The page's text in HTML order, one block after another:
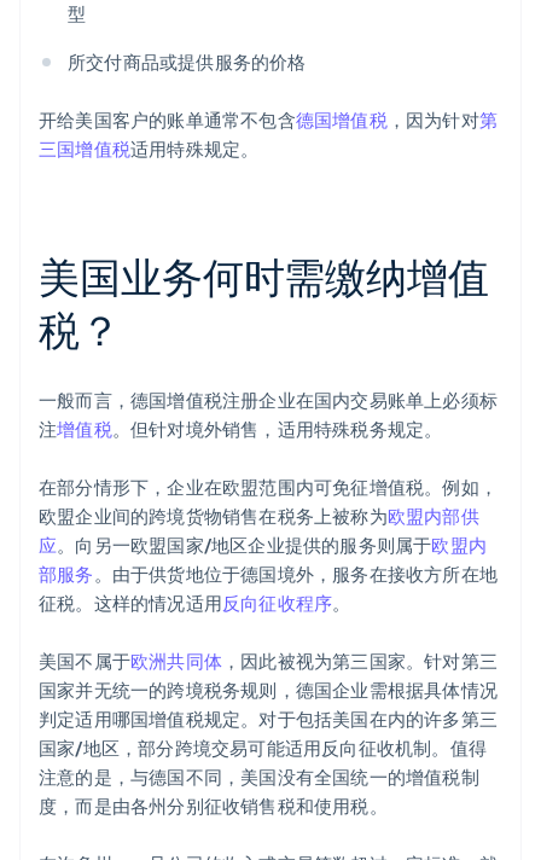
型
所交付商品或提供服务的价格
开给美国客户的账单通常不包含德国增值税，因为针对第
三国增值税适用特殊规定。
美国业务何时需缴纳增值
税？
一般而言，德国增值税注册企业在国内交易账单上必须标
注增值税。但针对境外销售，适用特殊税务规定。
在部分情形下，企业在欧盟范围内可免征增值税。例如，
欧盟企业间的跨境货物销售在税务上被称为欧盟内部供
应。向另一欧盟国家/地区企业提供的服务则属于欧盟内
部服务。由于供货地位于德国境外，服务在接收方所在地
征税。这样的情况适用反向征收程序。
美国不属于欧洲共同体 ，因此被视为第三国家。针对第三
国家并无统一的跨境税务规则，德国企业需根据具体情况
判定适用哪国增值税规定。对于包括美国在内的许多第三
国家/地区，部分跨境交易可能适用反向征收机制。值得
注意的是，与德国不同，美国没有全国统一的增值税制
度，而是由各州分别征收销售税和使用税。